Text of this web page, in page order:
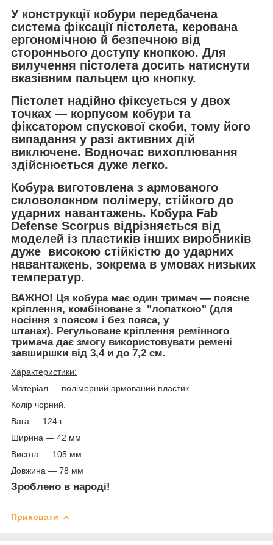
У конструкції кобури передбачена
система фіксації пістолета, керована
ергономічною й безпечною від
стороннього доступу кнопкою. Для
вилучення пістолета досить натиснути
вказівним пальцем цю кнопку.
Пістолет надійно фіксується у двох
точках — корпусом кобури та
фіксатором спускової скоби, тому його
випадання у разі активних дій
виключене. Водночас вихоплювання
здійснюється дуже легко.
Кобура виготовлена з армованого
скловолокном полімеру, стійкого до
ударних навантажень. Кобура Fab
Defense Scorpus відрізняється від
моделей із пластиків інших виробників
дуже високою стійкістю до ударних
навантажень, зокрема в умовах низьких
температур.
ВАЖНО! Ця кобура має один тримач — поясне
кріплення, комбіноване з "лопаткою" (для
носіння з поясом і без пояса, у
штанах). Регульоване кріплення ремінного
тримача дає змогу використовувати ремені
завширшки від 3,4 и до 7,2 см.
Характеристики:
Матеріал — полімерний армований пластик.
Колір чорний.
Вага — 124 г
Ширина — 42 мм
Висота — 105 мм
Довжина — 78 мм
Зроблено в народі!
Приховати